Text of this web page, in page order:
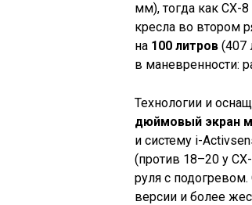
мм), тогда как CX-
кресла во втором
на 100 литров (407
в маневренности:
Технологии и
дюймовый экран
и систему i-
(против 18–20 у
руля с
версии и более